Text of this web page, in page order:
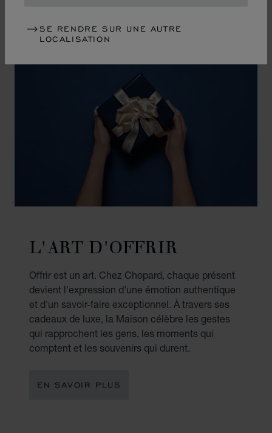
SE RENDRE SUR UNE AUTRE
LOCALISATION
L'ART D'OFFRIR
Offrir est un art. Chez Chopard, chaque présent
devient l'expression d'une émotion authentique
et d'un savoir-faire exceptionnel. À travers ses
cadeaux de luxe, la Maison célèbre les gestes
qui rapprochent les gens, les moments qui
comptent et les souvenirs qui durent.
EN SAVOIR PLUS